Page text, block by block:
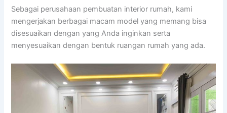
Sebagai perusahaan pembuatan interior rumah, kami
mengerjakan berbagai macam model yang memang bisa
disesuaikan dengan yang Anda inginkan serta
menyesuaikan dengan bentuk ruangan rumah yang ada.